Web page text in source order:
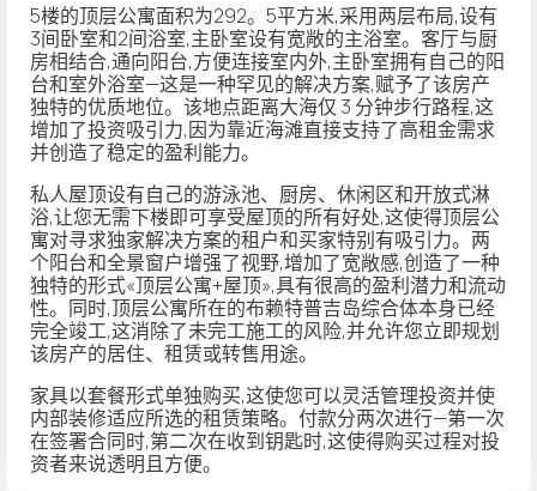
5楼的顶层公寓面积为292。5平方米,采用两层布局,设有
3间卧室和2间浴室,主卧室设有宽敞的主浴室。客厅与厨
房相结合,通向阳台,方便连接室内外,主卧室拥有自己的阳
台和室外浴室—这是一种罕见的解决方案,赋予了该房产
独特的优质地位。该地点距离大海仅 3 分钟步行路程,这
增加了投资吸引力,因为靠近海滩直接支持了高租金需求
并创造了稳定的盈利能力。
私人屋顶设有自己的游泳池、厨房、休闲区和开放式淋
浴,让您无需下楼即可享受屋顶的所有好处,这使得顶层公
寓对寻求独家解决方案的租户和买家特别有吸引力。两
个阳台和全景窗户增强了视野,增加了宽敞感,创造了一种
独特的形式«顶层公寓+屋顶»,具有很高的盈利潜力和流动
性。同时,顶层公寓所在的布赖特普吉岛综合体本身已经
完全竣工,这消除了未完工施工的风险,并允许您立即规划
该房产的居住、租赁或转售用途。
家具以套餐形式单独购买,这使您可以灵活管理投资并使
内部装修适应所选的租赁策略。付款分两次进行—第一次
在签署合同时,第二次在收到钥匙时,这使得购买过程对投
资者来说透明且方便。